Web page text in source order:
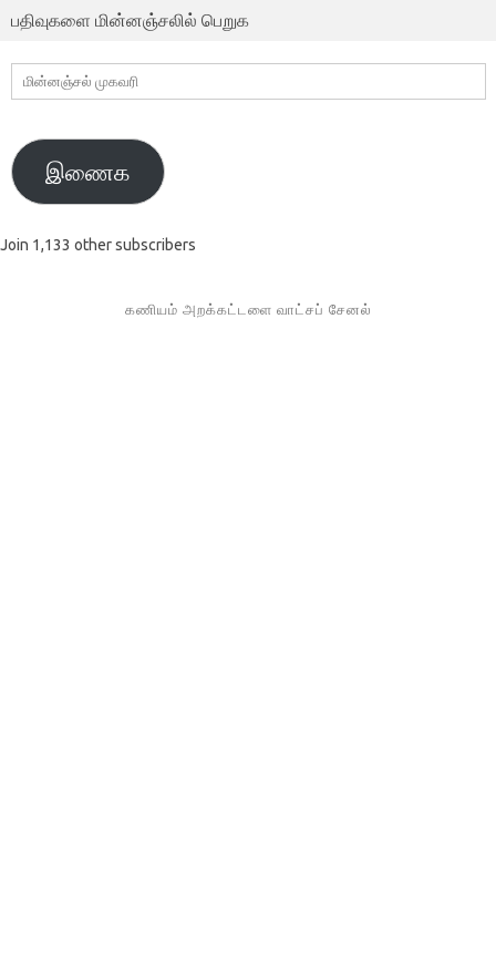
பதிவுகளை மின்னஞ்சலில் பெறுக
மின்னஞ்சல்
முகவரி
இணைக
Join 1,133 other subscribers
கணியம் அறக்கட்டளை வாட்சப் சேனல்